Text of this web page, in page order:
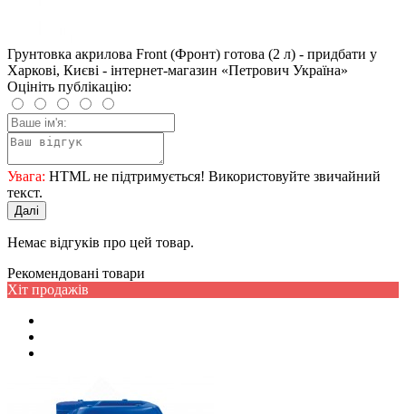
Грунтовка акрилова Front (Фронт) готова (2 л) - придбати у
Харкові, Києві - інтернет-магазин «Петрович Україна»
Оцініть публікацію:
Увага: HTML не підтримується! Використовуйте звичайний
текст.
Далі
Немає відгуків про цей товар.
Рекомендовані товари
Хіт продажів